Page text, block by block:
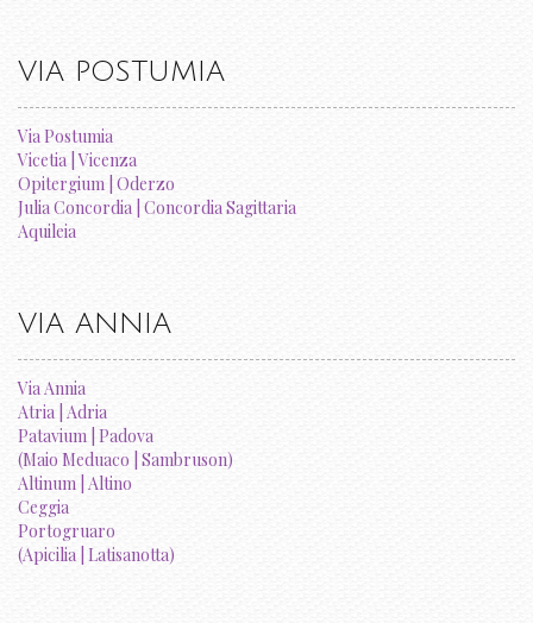
VIA POSTUMIA
Via Postumia
Vicetia | Vicenza
Opitergium | Oderzo
Julia Concordia | Concordia Sagittaria
Aquileia
VIA ANNIA
Via Annia
Atria | Adria
Patavium | Padova
(Maio Meduaco | Sambruson)
Altinum | Altino
Ceggia
Portogruaro
(Apicilia | Latisanotta)